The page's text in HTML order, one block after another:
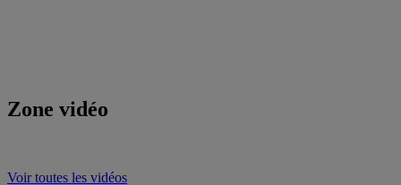
Zone vidéo
Voir toutes les vidéos